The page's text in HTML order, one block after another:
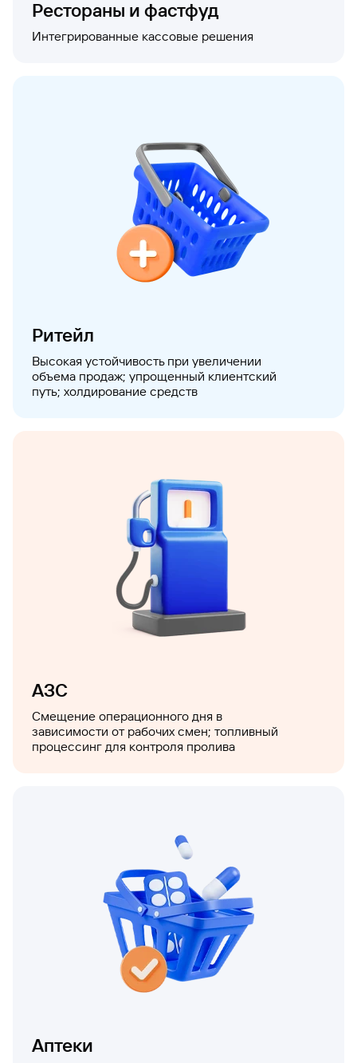
Рестораны и фастфуд
Интегрированные кассовые решения
Ритейл
Высокая устойчивость при увеличении
объема продаж; упрощенный клиентский
путь; холдирование средств
АЗС
Смещение операционного дня в
зависимости от рабочих смен; топливный
процессинг для контроля пролива
Аптеки